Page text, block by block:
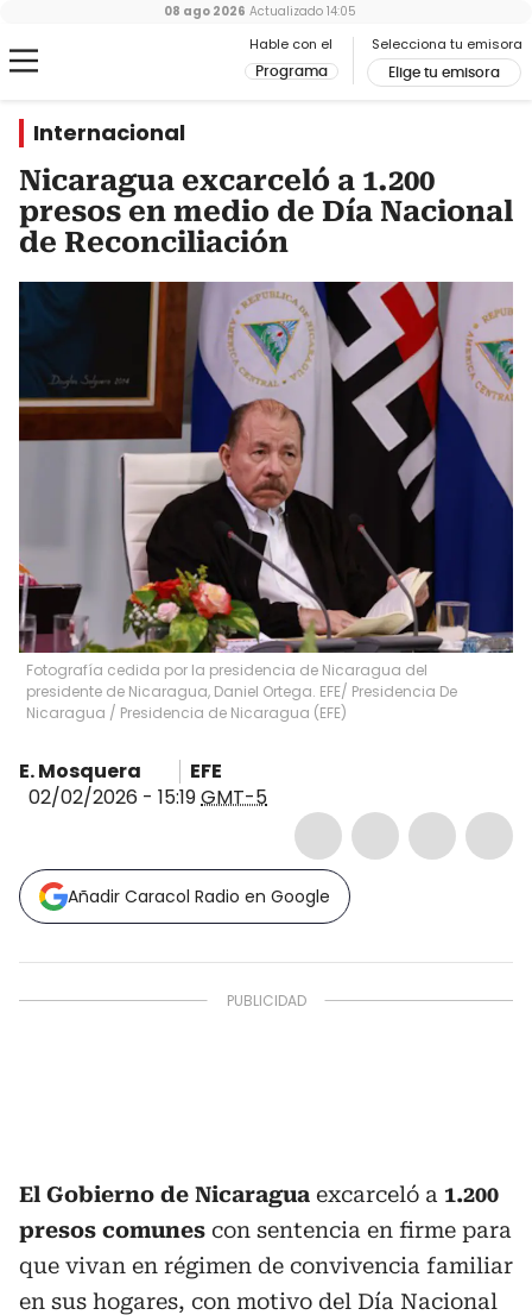
Hable con el
Programa
Selecciona tu emisora
Elige tu emisora
08 ago 2026 Actualizado 14:05
Internacional
Nicaragua excarceló a 1.200
presos en medio de Día Nacional
de Reconciliación
Fotografía cedida por la presidencia de Nicaragua del
presidente de Nicaragua, Daniel Ortega. EFE/ Presidencia De
Nicaragua / Presidencia de Nicaragua (EFE)
E. Mosquera
EFE
02/02/2026 - 15:19GMT-5
Añadir Caracol Radio en Google
El Gobierno de Nicaragua excarceló a 1.200
presos comunes con sentencia en firme para
que vivan en régimen de convivencia familiar
en sus hogares, con motivo del Día Nacional